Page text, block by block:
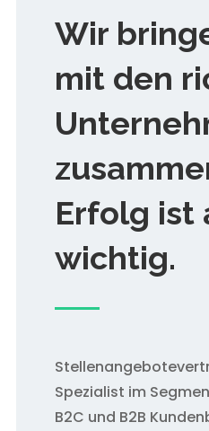
Wir
mit den
Erfolg ist
wichtig.
Spezialist im
B2C und B2B